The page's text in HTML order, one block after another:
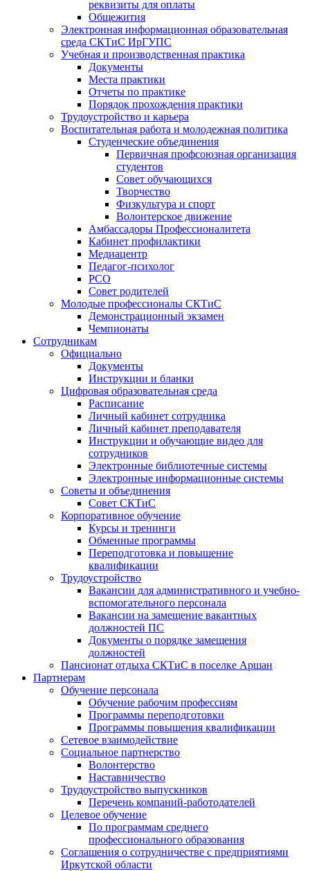
реквизиты для оплаты
Общежития
Электронная информационная образовательная
среда СКТиС ИрГУПС
Учебная и производственная практика
Документы
Места практики
Отчеты по практике
Порядок прохождения практики
Трудоустройство и карьера
Воспитательная работа и молодежная политика
Студенческие объединения
Первичная профсоюзная организация
студентов
Совет обучающихся
Творчество
Физкультура и спорт
Волонтерское движение
Амбассадоры Профессионалитета
Кабинет профилактики
Медиацентр
Педагог-психолог
РСО
Совет родителей
Молодые профессионалы СКТиС
Демонстрационный экзамен
Чемпионаты
Сотрудникам
Официально
Документы
Инструкции и бланки
Цифровая образовательная среда
Расписание
Личный кабинет сотрудника
Личный кабинет преподавателя
Инструкции и обучающие видео для
сотрудников
Электронные библиотечные системы
Электронные информационные системы
Советы и объединения
Совет СКТиС
Корпоративное обучение
Курсы и тренинги
Обменные программы
Переподготовка и повышение
квалификации
Трудоустройство
Вакансии для административного и учебно-
вспомогательного персонала
Вакансии на замещение вакантных
должностей ПС
Документы о порядке замещения
должностей
Пансионат отдыха СКТиС в поселке Аршан
Партнерам
Обучение персонала
Обучение рабочим профессиям
Программы переподготовки
Программы повышения квалификации
Сетевое взаимодействие
Социальное партнерство
Волонтерство
Наставничество
Трудоустройство выпускников
Перечень компаний-работодателей
Целевое обучение
По программам среднего
профессионального образования
Соглашения о сотрудничестве с предприятиями
Иркутской области